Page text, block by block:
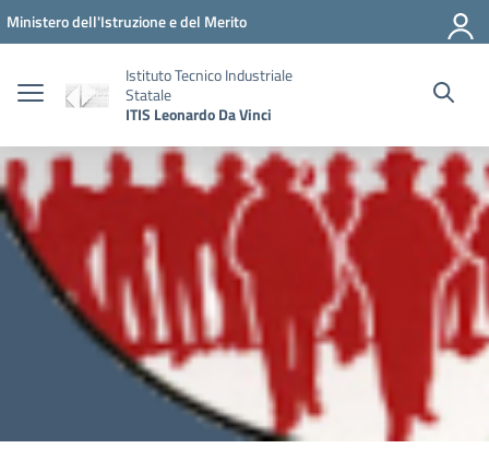
Vai ai contenuti
Vai al menu di navigazione
Vai al footer
Ministero dell'Istruzione e del Merito
Istituto Tecnico Industriale
Statale
ITIS Leonardo Da Vinci